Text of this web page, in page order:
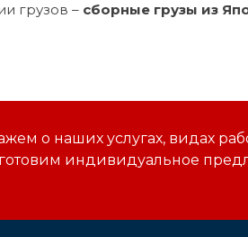
грузов – сборные грузы из
о наших услугах, видах
индивидуальное